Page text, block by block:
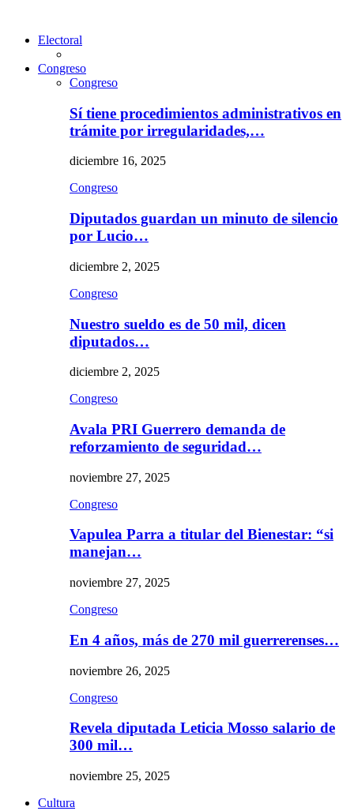
Electoral
Congreso
Congreso
Sí tiene procedimientos administrativos en
trámite por irregularidades,…
diciembre 16, 2025
Congreso
Diputados guardan un minuto de silencio
por Lucio…
diciembre 2, 2025
Congreso
Nuestro sueldo es de 50 mil, dicen
diputados…
diciembre 2, 2025
Congreso
Avala PRI Guerrero demanda de
reforzamiento de seguridad…
noviembre 27, 2025
Congreso
Vapulea Parra a titular del Bienestar: “si
manejan…
noviembre 27, 2025
Congreso
En 4 años, más de 270 mil guerrerenses…
noviembre 26, 2025
Congreso
Revela diputada Leticia Mosso salario de
300 mil…
noviembre 25, 2025
Cultura